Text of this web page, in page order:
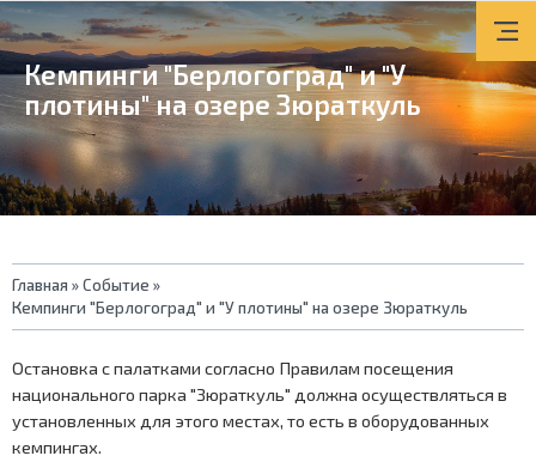
Кемпинги "Берлогоград" и "У
плотины" на озере Зюраткуль
Вы
здесь
Главная »Событие »
Кемпинги "Берлогоград" и "У плотины" на озере Зюраткуль
Остановка с палатками согласно Правилам посещения
национального парка "Зюраткуль" должна осуществляться в
установленных для этого местах, то есть в оборудованных
кемпингах.